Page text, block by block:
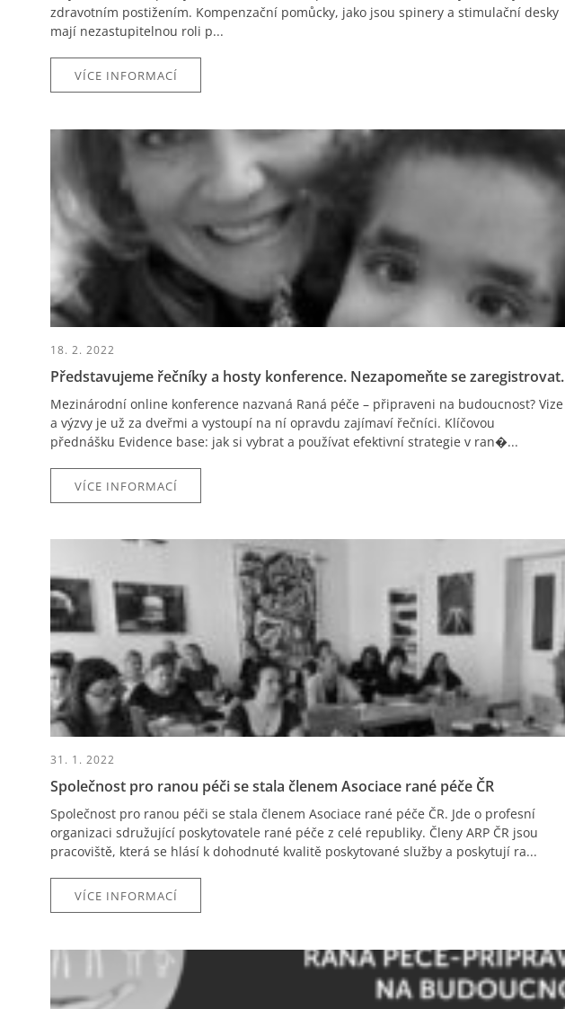
zdravotním postižením. Kompenzační pomůcky, jako jsou spinery a stimulační desky
mají nezastupitelnou roli p...
VÍCE INFORMACÍ
18. 2. 2022
Představujeme řečníky a hosty konference. Nezapomeňte se zaregistrovat.
Mezinárodní online konference nazvaná Raná péče – připraveni na budoucnost? Vize
a výzvy je už za dveřmi a vystoupí na ní opravdu zajímaví řečníci. Klíčovou
přednášku Evidence base: jak si vybrat a používat efektivní strategie v ran�...
VÍCE INFORMACÍ
31. 1. 2022
Společnost pro ranou péči se stala členem Asociace rané péče ČR
Společnost pro ranou péči se stala členem Asociace rané péče ČR. Jde o profesní
organizaci sdružující poskytovatele rané péče z celé republiky. Členy ARP ČR jsou
pracoviště, která se hlásí k dohodnuté kvalitě poskytované služby a poskytují ra...
VÍCE INFORMACÍ